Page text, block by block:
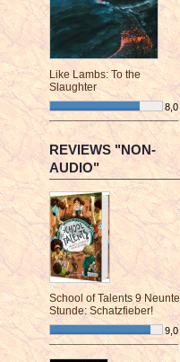
Like Lambs: To the
Slaughter
8,0
¯¯¯¯¯¯¯¯¯¯¯¯¯¯¯¯¯¯¯¯¯¯¯¯
REVIEWS "NON-
AUDIO"
School of Talents 9 Neunte
Stunde: Schatzfieber!
9,0
¯¯¯¯¯¯¯¯¯¯¯¯¯¯¯¯¯¯¯¯¯¯¯¯